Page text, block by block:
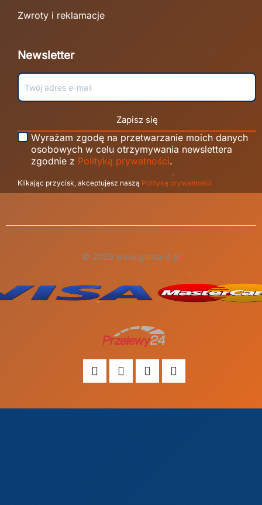
Zwroty i reklamacje
Newsletter
Zapisz się
Wyrażam zgodę na przetwarzanie moich danych
osobowych w celu otrzymywania newslettera
zgodnie z Polityką prywatności.
Klikając przycisk, akceptujesz naszą Politykę prywatności
© 2026 www.gamb-it.pl